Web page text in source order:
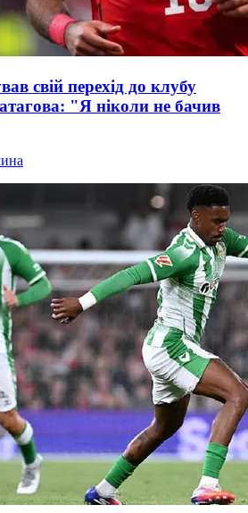
свій перехід до клубу
"Я ніколи не бачив